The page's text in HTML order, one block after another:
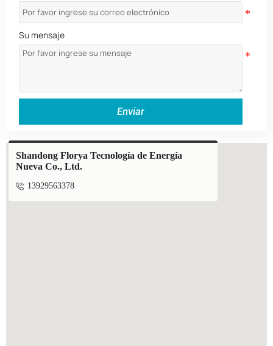
Su mensaje
Enviar
Shandong Florya Tecnología de Energía
Nueva Co., Ltd.
 13929563378